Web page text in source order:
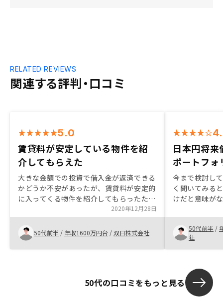
関連する評判・口コミ
RELATED REVIEWS
5.0
賃貸料が安定している物件を紹
介してもらえた
大きな金額での投資で借入金が返済できる
かどうか不安があったが、賃貸料が安定的
に入ってくる物件を紹介してもらったた
め、借入金返済の不安がなくなったため。
2020年12月28日
50代前半 / 年収1600万円台 /双日株式会社
日本円将
ポートフォ
今まで検討し
く聞いてみる
けだと意味が
ることができ
す。担当営業
かりやすく
も遜色なく ま
50代前半 /
社
50代の口コミをもっと見る